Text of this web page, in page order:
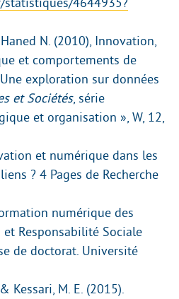
N. (2010), Innovation,
et comportements de
exploration sur données
et Sociétés, série
et organisation », W, 12,
et numérique dans les
? 4 Pages de Recherche
numérique des
Responsabilité Sociale
de doctorat. Université
Kessari, M. E. (2015).